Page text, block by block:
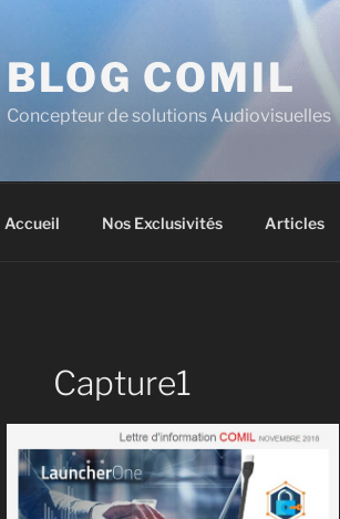
BLOG COMIL
Concepteur de solutions Audiovisuelles
Accueil Nos Exclusivités Articles
Capture1